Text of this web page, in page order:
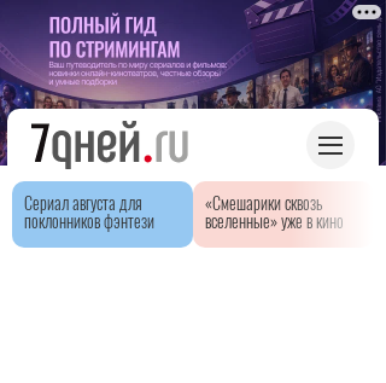
Сериал августа для
поклонников фэнтези
«Смешарики сквозь
вселенные» уже в кино